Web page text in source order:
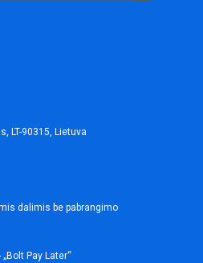
LT-90315, Lietuva
dalimis be pabrangimo
Pay Later“